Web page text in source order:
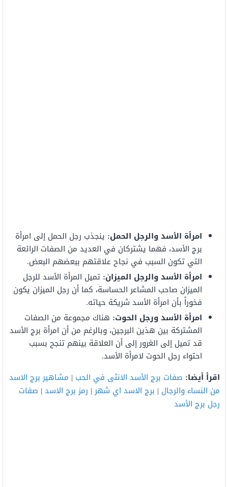
امرأة الأسد والرجل الحمل: ينجذب رجل الحمل إلى امرأة
برج الأسد، فهما يشتركان في العديد من الصفات الرائعة
التي تكون السبب في نجاح علاقتهم ببعضهم البعض.
امرأة الأسد والرجل الميزان: تميل المرأة الأسد للرجل
الميزان صاحب المشاعر الحساسة، كما أن رجل الميزان يكون
فخوراً بأن امرأة الأسد شريكة حياته.
امرأة الأسد ورجل الحوت: هناك مجموعة من الصفات
المشتركة بين هذين البرجين، وبالرغم من أن امرأة برج الأسد
قد تميل إلى الغرور إلى أن العلاقة بينهم تنجح بسبب
احتواء رجل الحوت لامرأة الأسد.
اقرأ أيضا: صفات برج الأسد الانثى في الحب | مشاهير برج الاسد
من النساء والرجال | برج الاسد اي شهر| رمز برج الاسد | صفات
رجل برج الأسد